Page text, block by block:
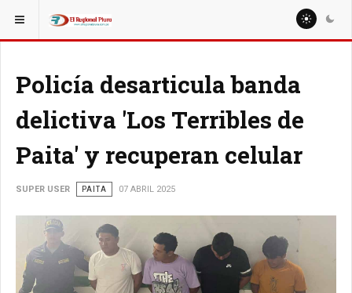
ESTÁ AQUÍ: REGIÓN PIURA
Policía desarticula banda
delictiva 'Los Terribles de
Paita' y recuperan celular
SUPER USER PAITA 07 ABRIL 2025